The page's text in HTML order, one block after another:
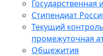
Государственная
Стипендиат
Текущий
промежуточная
Общежития